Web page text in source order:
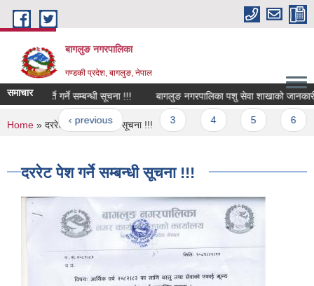
Skip to main content
बागलुङ नगरपालिका
गण्डकी प्रदेश, बागलुङ, नेपाल
समाचारपदपूर्ति गर्ने सम्बन्धी सूचना !!! बागलुङ नगरपालिका पशु सेवा शाखाको जानकारी !!!
‹ previous …
You are here
Home » दररेट पेश गर्ने सम्बन्धी सूचना !!!
दररेट पेश गर्ने सम्बन्धी सूचना !!!